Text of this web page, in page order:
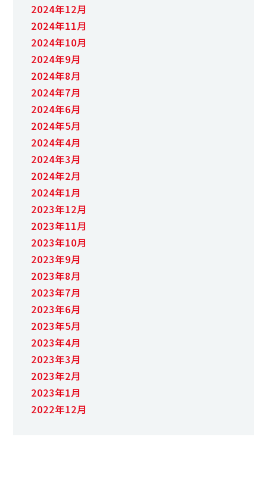
2024年12月
2024年11月
2024年10月
2024年9月
2024年8月
2024年7月
2024年6月
2024年5月
2024年4月
2024年3月
2024年2月
2024年1月
2023年12月
2023年11月
2023年10月
2023年9月
2023年8月
2023年7月
2023年6月
2023年5月
2023年4月
2023年3月
2023年2月
2023年1月
2022年12月